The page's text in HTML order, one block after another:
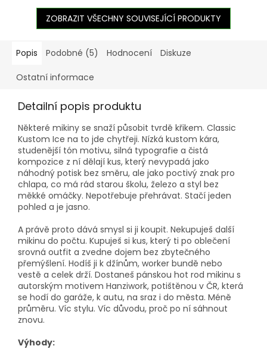
ZOBRAZIT VŠECHNY SOUVISEJÍCÍ PRODUKTY
Popis Podobné (5) Hodnocení Diskuze
Ostatní informace
Detailní popis produktu
Některé mikiny se snaží působit tvrdě křikem. Classic
Kustom Ice na to jde chytřeji. Nízká kustom kára,
studenější tón motivu, silná typografie a čistá
kompozice z ní dělají kus, který nevypadá jako
náhodný potisk bez směru, ale jako poctivý znak pro
chlapa, co má rád starou školu, železo a styl bez
měkké omáčky. Nepotřebuje přehrávat. Stačí jeden
pohled a je jasno.
A právě proto dává smysl si ji koupit. Nekupuješ další
mikinu do počtu. Kupuješ si kus, který ti po oblečení
srovná outfit a zvedne dojem bez zbytečného
přemýšlení. Hodíš ji k džínům, worker bundě nebo
vestě a celek drží. Dostaneš pánskou hot rod mikinu s
autorským motivem Hanziwork, potištěnou v ČR, která
se hodí do garáže, k autu, na sraz i do města. Méně
průměru. Víc stylu. Víc důvodu, proč po ní sáhnout
znovu.
Výhody: